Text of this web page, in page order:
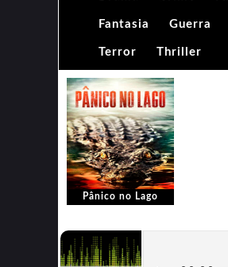
Fantasia Guerra
Terror Thriller
Pânico no Lago